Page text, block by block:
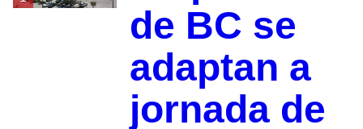
de BC se
adaptan a
jornada de